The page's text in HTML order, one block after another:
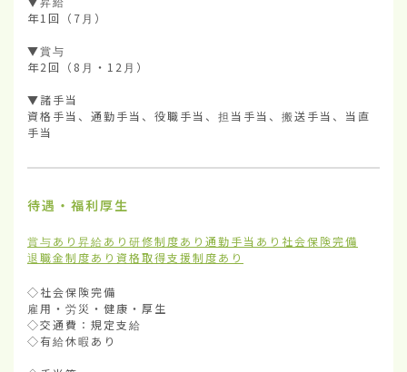
年1回（7月）
▼賞与
年2回（8月・12月）
▼諸手当
資格手当、通勤手当、役職手当、担当手当、搬送手当、当直
手当
待遇・福利厚生
賞与あり 昇給あり 研修制度あり 通勤手当あり 社会保険完備
退職金制度あり 資格取得支援制度あり
◇社会保険完備
雇用・労災・健康・厚生
◇交通費：規定支給
◇有給休暇あり